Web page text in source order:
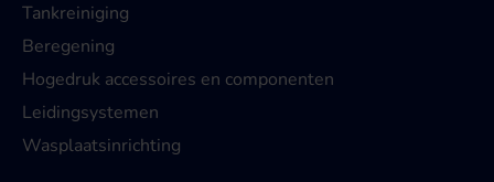
Tankreiniging
Beregening
Hogedruk accessoires en componenten
Leidingsystemen
Wasplaatsinrichting